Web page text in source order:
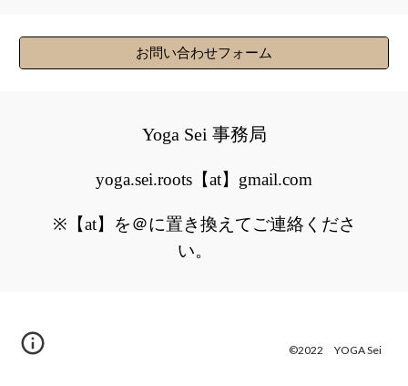
お問い合わせフォーム
Yoga Sei 事務局
yoga.sei.roots【at】gmail.com
※【at】を＠に置き換えてご連絡くださ
い。
©2022 YOGA Sei